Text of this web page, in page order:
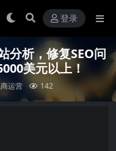
登录
分析，修复SEO问
美元以上！
运营 142